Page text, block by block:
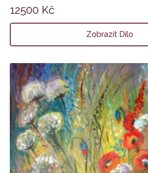
12500 Kč
Zobrazit Dílo